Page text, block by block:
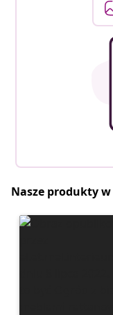
Nasze produkty